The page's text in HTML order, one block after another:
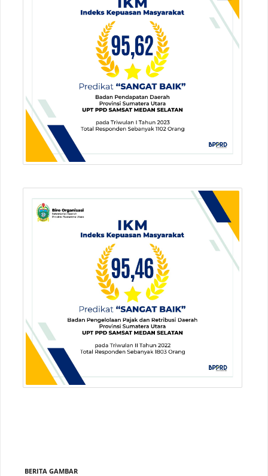
BERITA GAMBAR